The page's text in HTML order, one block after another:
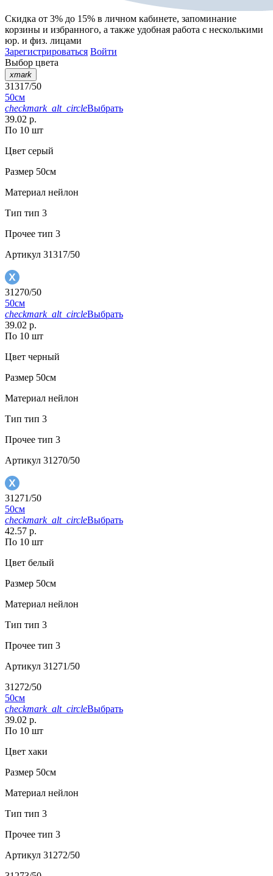
Скидка от 3% до 15% в личном кабинете, запоминание
корзины и избранного, а также удобная работа с несколькими
юр. и физ. лицами
Зарегистрироваться Войти
Выбор цвета
xmark
31317/50
50см
checkmark_alt_circleВыбрать
39.02 р.
По 10 шт
Цвет серый
Размер 50см
Материал нейлон
Тип тип 3
Прочее тип 3
Артикул 31317/50
31270/50
50см
checkmark_alt_circleВыбрать
39.02 р.
По 10 шт
Цвет черный
Размер 50см
Материал нейлон
Тип тип 3
Прочее тип 3
Артикул 31270/50
31271/50
50см
checkmark_alt_circleВыбрать
42.57 р.
По 10 шт
Цвет белый
Размер 50см
Материал нейлон
Тип тип 3
Прочее тип 3
Артикул 31271/50
31272/50
50см
checkmark_alt_circleВыбрать
39.02 р.
По 10 шт
Цвет хаки
Размер 50см
Материал нейлон
Тип тип 3
Прочее тип 3
Артикул 31272/50